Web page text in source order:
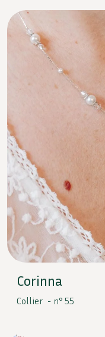
Corinna
Collier - n° 55